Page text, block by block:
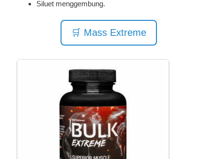
Siluet menggembung.
🛒 Mass Extreme